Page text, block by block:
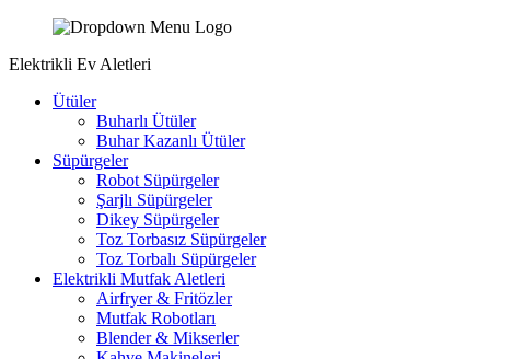
Elektrikli Ev Aletleri
Ütüler
Buharlı Ütüler
Buhar Kazanlı Ütüler
Süpürgeler
Robot Süpürgeler
Şarjlı Süpürgeler
Dikey Süpürgeler
Toz Torbasız Süpürgeler
Toz Torbalı Süpürgeler
Elektrikli Mutfak Aletleri
Airfryer & Fritözler
Mutfak Robotları
Blender & Mikserler